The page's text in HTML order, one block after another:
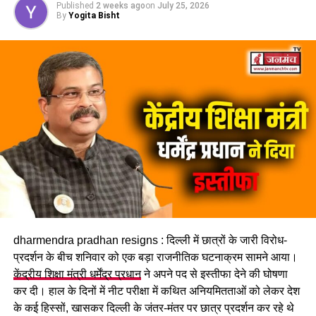
चारधाम यात्रा मार्ग पर विभिन्न स्थानों पर भूस्खलन होने से आवाजाही
प्रभावित हुई है। इन्हीं परिस्थितियों को देखते हुए गढ़वाल आयुक्त आनंद
स्वरूप ने 28 और 29 जुलाई को यात्रा स्थगित करने के निर्देश जारी किए
हैं। प्रशासन का कहना है कि मौसम की स्थिति सामान्य होने और मार्ग पूरी
तरह सुरक्षित होने के बाद ही यात्रा दोबारा शुरू करने पर फैसला लिया
जाएगा।
लगातार हो रही बारिश ने बढ़ाई परेशानी
राज्य के कई जिलों में बारिश का प्रभाव लगातार बना हुआ है। मौसम विभाग
के अनुसार उत्तरकाशी, देहरादून, टिहरी, रुद्रप्रयाग, चमोली, ऊधम सिंह
नगर, बागेश्वर, पिथौरागढ़ और नैनीताल में भारी से बहुत भारी वर्षा होने की
संभावना है। इसके अलावा कुछ क्षेत्रों में तेज गर्जना, बिजली गिरने और
अचानक बाढ़ जैसी परिस्थितियां भी बन सकती हैं।
Published 2 weeks agoon July 25, 2026
By Yogita Bisht
dharmendra pradhan resigns : दिल्ली में छात्रों के जारी विरोध-
प्रदर्शन के बीच शनिवार को एक बड़ा राजनीतिक घटनाक्रम सामने आया।
केंद्रीय शिक्षा मंत्री धर्मेंद्र प्रधानने अपने पद से इस्तीफा देने की घोषणा
कर दी। हाल के दिनों में नीट परीक्षा में कथित अनियमितताओं को लेकर देश
के कई हिस्सों, खासकर दिल्ली के जंतर-मंतर पर छात्र प्रदर्शन कर रहे थे